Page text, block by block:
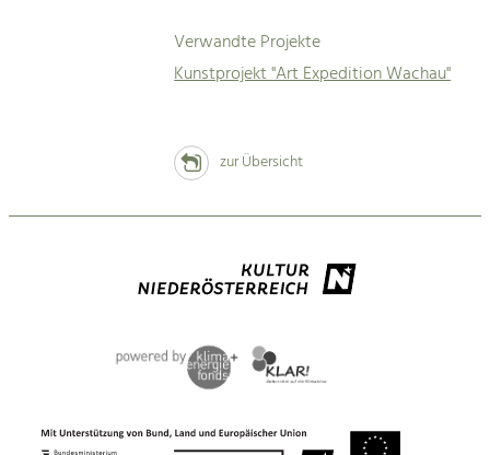
Verwandte Projekte
Kunstprojekt "Art Expedition Wachau"
zur Übersicht